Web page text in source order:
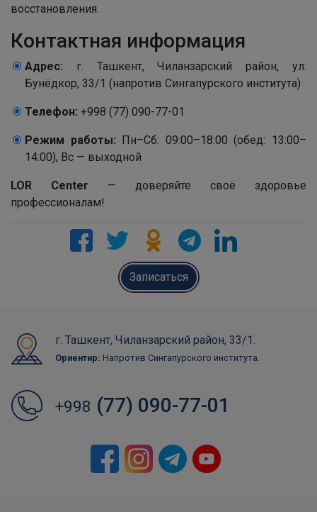
восстановления.
Контактная информация
Адрес: г. Ташкент, Чиланзарский район, ул.
Бунёдкор, 33/1 (напротив Сингапурского института)
Телефон: +998 (77) 090-77-01
Режим работы: Пн–Сб: 09:00–18:00 (обед: 13:00–
14:00), Вс — выходной
LOR Center — доверяйте своё здоровье
профессионалам!
Записаться
г. Ташкент, Чиланзарский район, 33/1.
Ориентир: Напротив Сингапурского института.
+998 (77) 090-77-01